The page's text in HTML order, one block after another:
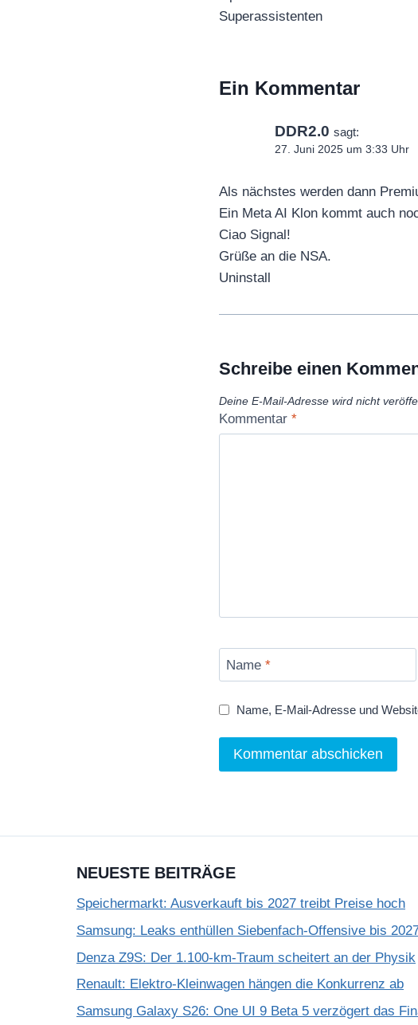
Superassistenten
Ein Kommentar
DDR2.0 sagt:
27. Juni 2025 um 3:33 Uhr
Als nächstes werden dann
Ein Meta AI Klon kommt auch
Ciao Signal!
Grüße an die NSA.
Uninstall
Schreibe einen
Deine E-Mail-Adresse wird nicht
Kommentar *
Name *
Name, E-Mail-Adresse und
NEUESTE BEITRÄGE
Speichermarkt: Ausverkauft bis 2027 treibt Preise hoch
Samsung: Leaks enthüllen Siebenfach-Offensive bis
Denza Z9S: Der 1.100-km-Traum scheitert an der Physik
Renault: Elektro-Kleinwagen hängen die Konkurrenz ab
Samsung Galaxy S26: One UI 9 Beta 5 verzögert das